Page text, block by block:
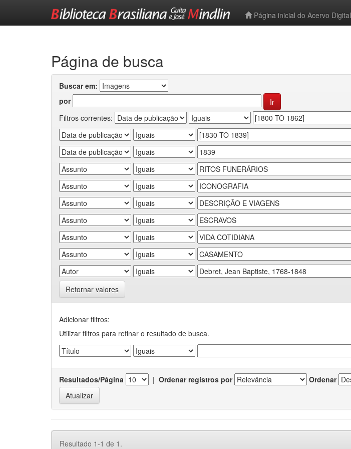
Página inicial do Acervo Digital
Página de busca
Buscar em:
por
Filtros correntes:
Retornar valores
Adicionar filtros:
Utilizar filtros para refinar o resultado de busca.
Resultados/Página | Ordenar registros por Ordenar
Resultado 1-1 de 1.